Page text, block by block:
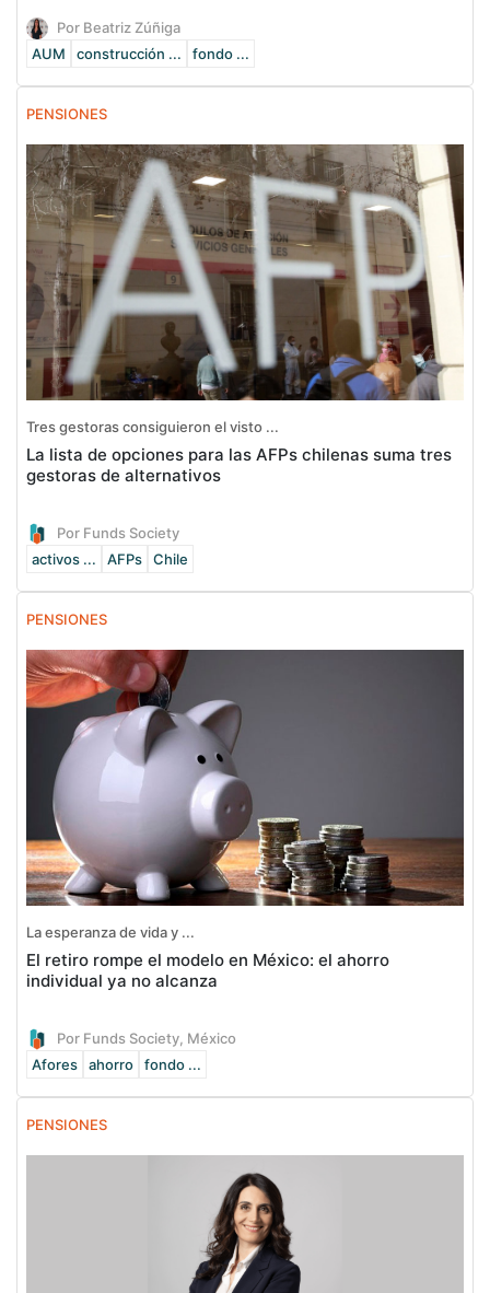
Por Beatriz Zúñiga
AUM
construcción ... fondo ...
PENSIONES
Tres gestoras consiguieron el visto ...
La lista de opciones para las AFPs chilenas suma tres
gestoras de alternativos
Por Funds Society
activos ...
AFPs Chile
PENSIONES
La esperanza de vida y ...
El retiro rompe el modelo en México: el ahorro
individual ya no alcanza
Por Funds Society, México
Afores
ahorro fondo ...
PENSIONES